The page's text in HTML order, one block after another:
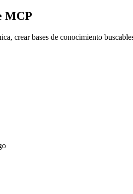
MCP
crear bases de conocimiento